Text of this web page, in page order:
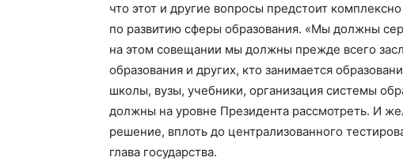
Газета
"Драгічынскі
что этот и другие вопросы предстоит
по развитию сферы образования. «Мы должны
на этом совещании мы должны прежде всего
образования и других, кто занимается
школы, вузы, учебники, организация системы
должны на уровне Президента рассмотреть. И
решение, вплоть до централизованного
глава государства.